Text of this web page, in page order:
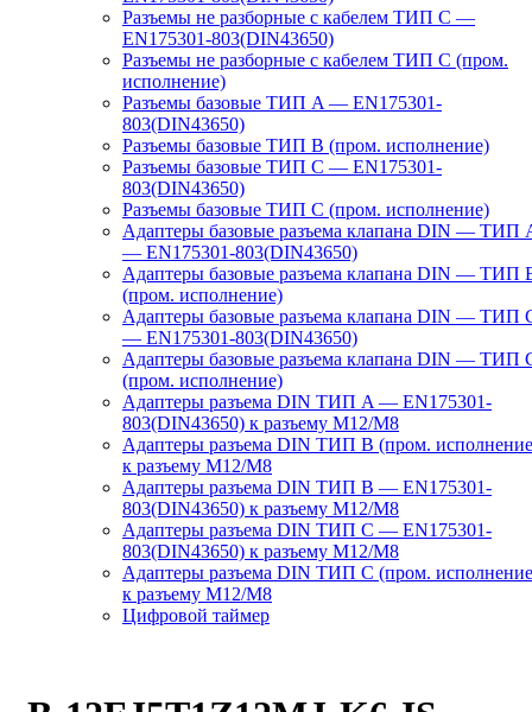
Разъемы не разборные с кабелем ТИП C —
EN175301-803(DIN43650)
Разъемы не разборные с кабелем ТИП C (пром.
исполнение)
Разъемы базовые ТИП A — EN175301-
803(DIN43650)
Разъемы базовые ТИП В (пром. исполнение)
Разъемы базовые ТИП C — EN175301-
803(DIN43650)
Разъемы базовые ТИП C (пром. исполнение)
Адаптеры базовые разъема клапана DIN — ТИП
— EN175301-803(DIN43650)
Адаптеры базовые разъема клапана DIN — ТИП
(пром. исполнение)
Адаптеры базовые разъема клапана DIN — ТИП
— EN175301-803(DIN43650)
Адаптеры базовые разъема клапана DIN — ТИП
(пром. исполнение)
Адаптеры разъема DIN ТИП A — EN175301-
803(DIN43650) к разъему M12/M8
Адаптеры разъема DIN ТИП B (пром.
к разъему M12/M8
Адаптеры разъема DIN ТИП B — EN175301-
803(DIN43650) к разъему M12/M8
Адаптеры разъема DIN ТИП C — EN175301-
803(DIN43650) к разъему M12/M8
Адаптеры разъема DIN ТИП C (пром.
к разъему M12/M8
Цифровой таймер